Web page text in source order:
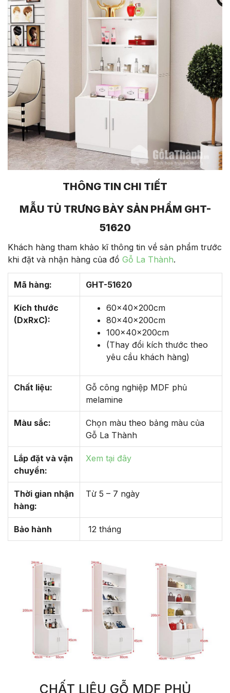
THÔNG TIN CHI TIẾT
MẪU TỦ TRƯNG BÀY SẢN PHẨM GHT-
51620
Khách hàng tham khảo kĩ thông tin về sản phẩm trước
khi đặt và nhận hàng của đồ Gỗ La Thành.
Mã hàng: GHT-51620
Kích thước
(DxRxC):
60x40x200cm
80x40x200cm
100x40x200cm
(Thay đổi kích thước theo
yêu cầu khách hàng)
Chất liệu:
Gỗ công nghiệp MDF phủ
melamine
Màu sắc:
Chọn màu theo bảng màu của
Gỗ La Thành
Lắp đặt và vận
chuyển:
Xem tại đây
Thời gian nhận
hàng:
Từ 5 – 7 ngày
Bảo hành 12 tháng
CHẤT LIỆU GỖ MDF PHỦ